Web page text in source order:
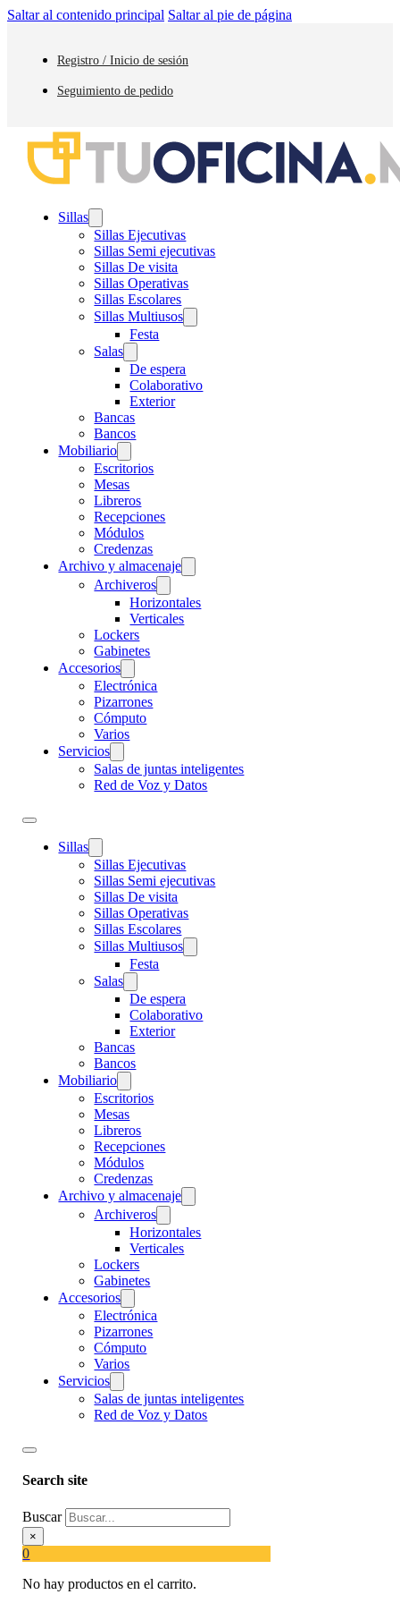
Saltar al contenido principal Saltar al pie de página
Registro / Inicio de sesión
Seguimiento de pedido
Sillas
Sillas Ejecutivas
Sillas Semi ejecutivas
Sillas De visita
Sillas Operativas
Sillas Escolares
Sillas Multiusos
Festa
Salas
De espera
Colaborativo
Exterior
Bancas
Bancos
Mobiliario
Escritorios
Mesas
Libreros
Recepciones
Módulos
Credenzas
Archivo y almacenaje
Archiveros
Horizontales
Verticales
Lockers
Gabinetes
Accesorios
Electrónica
Pizarrones
Cómputo
Varios
Servicios
Salas de juntas inteligentes
Red de Voz y Datos
Sillas
Sillas Ejecutivas
Sillas Semi ejecutivas
Sillas De visita
Sillas Operativas
Sillas Escolares
Sillas Multiusos
Festa
Salas
De espera
Colaborativo
Exterior
Bancas
Bancos
Mobiliario
Escritorios
Mesas
Libreros
Recepciones
Módulos
Credenzas
Archivo y almacenaje
Archiveros
Horizontales
Verticales
Lockers
Gabinetes
Accesorios
Electrónica
Pizarrones
Cómputo
Varios
Servicios
Salas de juntas inteligentes
Red de Voz y Datos
Search site
Buscar
×
0
No hay productos en el carrito.